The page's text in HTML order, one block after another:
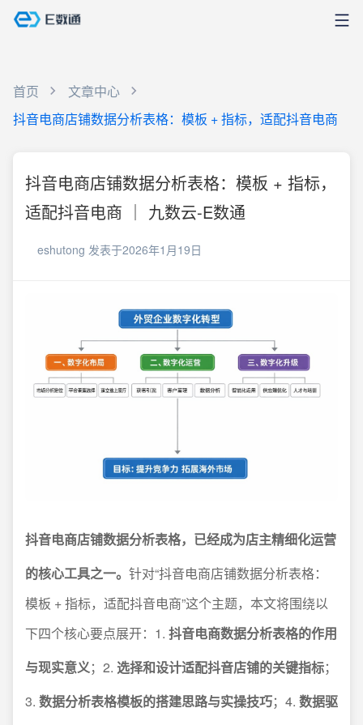
首页
文章中心
抖音电商店铺数据分析表格：模板 + 指标，适配抖音电商
抖音电商店铺数据分析表格：模板 + 指标，
适配抖音电商 ｜ 九数云-E数通
eshutong 发表于2026年1月19日
抖音电商店铺数据分析表格，已经成为店主精细化运营
的核心工具之一。 针对“抖音电商店铺数据分析表格：
模板 + 指标，适配抖音电商”这个主题，本文将围绕以
下四个核心要点展开：1. 抖音电商数据分析表格的作用
与现实意义；2. 选择和设计适配抖音店铺的关键指标；
3. 数据分析表格模板的搭建思路与实操技巧；4. 数据驱